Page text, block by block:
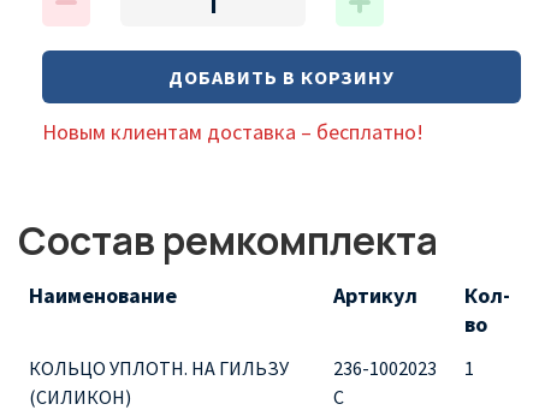
ДОБАВИТЬ В КОРЗИНУ
Новым клиентам доставка – бесплатно!
Состав ремкомплекта
Наименование Артикул
Кол-
во
КОЛЬЦО УПЛОТН. НА ГИЛЬЗУ
(СИЛИКОН)
236-1002023
С
1